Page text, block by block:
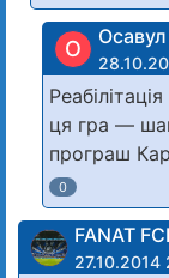
О Осавул
ця гра —
програш
0
FANAT
27.10.2014